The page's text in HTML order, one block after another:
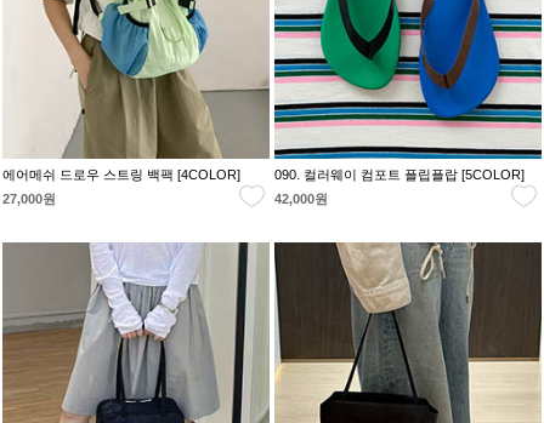
에어메쉬 드로우 스트링 백팩 [4COLOR]
27,000원
090. 컬러웨이 컴포트 플립플랍 [5COLOR]
42,000원